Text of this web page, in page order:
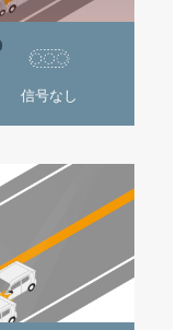
信号なし